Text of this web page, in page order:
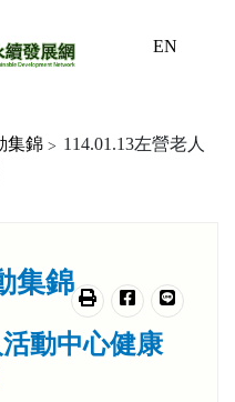
EN
集錦
114.01.13左營老人
集錦
活動中心健康
友善列印分享至臉書
分享至